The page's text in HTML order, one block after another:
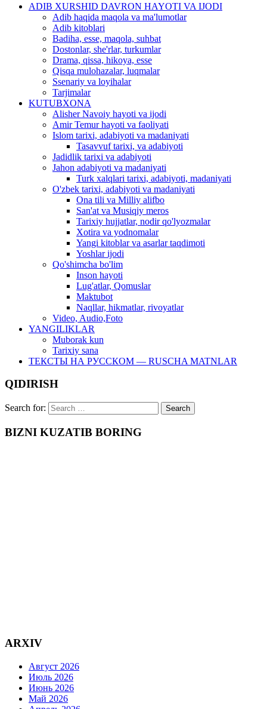
ADIB XURSHID DAVRON HAYOTI VA IJODI
Adib haqida maqola va ma'lumotlar
Adib kitoblari
Badiha, esse, maqola, suhbat
Dostonlar, she'rlar, turkumlar
Drama, qissa, hikoya, esse
Qisqa mulohazalar, luqmalar
Ssenariy va loyihalar
Tarjimalar
KUTUBXONA
Alisher Navoiy hayoti va ijodi
Amir Temur hayoti va faoliyati
Islom tarixi, adabiyoti va madaniyati
Tasavvuf tarixi, va adabiyoti
Jadidlik tarixi va adabiyoti
Jahon adabiyoti va madaniyati
Turk xalqlari tarixi, adabiyoti, madaniyati
O'zbek tarixi, adabiyoti va madaniyati
Ona tili va Milliy alifbo
San'at va Musiqiy meros
Tarixiy hujjatlar, nodir qo'lyozmalar
Xotira va yodnomalar
Yangi kitoblar va asarlar taqdimoti
Yoshlar ijodi
Qo'shimcha bo'lim
Inson hayoti
Lug'atlar, Qomuslar
Maktubot
Naqllar, hikmatlar, rivoyatlar
Video, Audio,Foto
YANGILIKLAR
Muborak kun
Tarixiy sana
ТЕКСТЫ НА РУССКОМ — RUSCHA MATNLAR
QIDIRISH
Search for:
BIZNI KUZATIB BORING
ARXIV
Август 2026
Июль 2026
Июнь 2026
Май 2026